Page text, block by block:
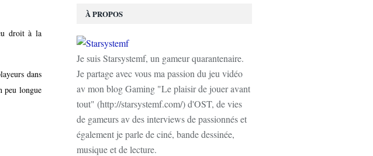
droit à la
dans
peu longue
À PROPOS
Je suis Starsystemf, un gameur quarantenaire.
Je partage avec vous ma passion du jeu vidéo
av mon blog Gaming "Le plaisir de jouer avant
tout" (http://starsystemf.com/) d'OST, de vies
de gameurs av des interviews de passionnés et
également je parle de ciné, bande dessinée,
musique et de lecture.